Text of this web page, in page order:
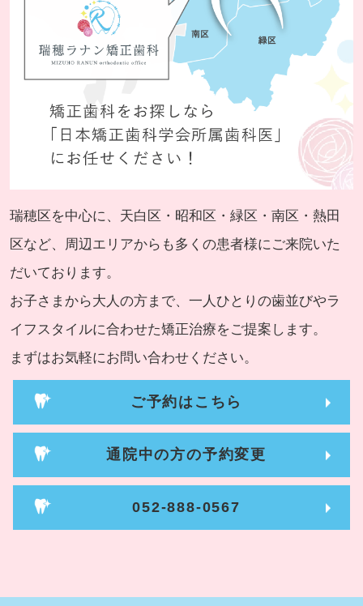
瑞穂区を中心に、天白区・昭和区・緑区・南区・熱田
区など、周辺エリアからも多くの患者様にご来院いた
だいております。
お子さまから大人の方まで、一人ひとりの歯並びやラ
イフスタイルに合わせた矯正治療をご提案します。
まずはお気軽にお問い合わせください。
ご予約はこちら
通院中の方の予約変更
052-888-0567